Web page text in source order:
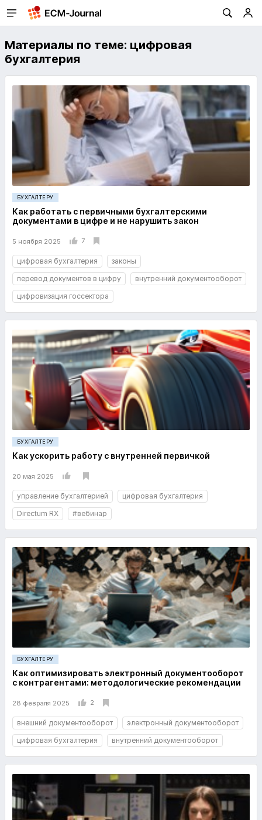
Материалы по теме: цифровая
бухгалтерия
БУХГАЛТЕРУ
Как работать с первичными бухгалтерскими
документами в цифре и не нарушить закон
5 ноября 2025 7
цифровая бухгалтерия
законы
перевод документов в цифру
внутренний документооборот
цифровизация госсектора
БУХГАЛТЕРУ
Как ускорить работу с внутренней первичкой
20 мая 2025
управление бухгалтерией
цифровая бухгалтерия
Directum RX
#вебинар
БУХГАЛТЕРУ
Как оптимизировать электронный документооборот
с контрагентами: методологические рекомендации
28 февраля 2025 2
внешний документооборот
электронный документооборот
цифровая бухгалтерия
внутренний документооборот